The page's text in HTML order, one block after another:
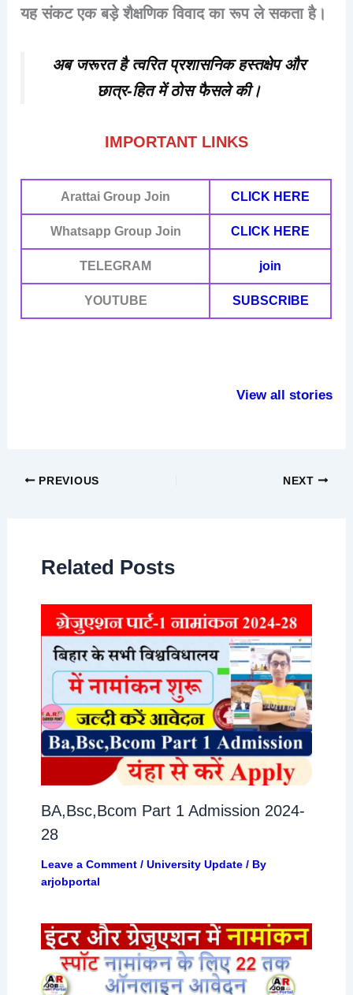
यह संकट एक बड़े शैक्षणिक विवाद का रूप ले सकता है।
अब जरूरत है त्वरित प्रशासनिक हस्तक्षेप और
छात्र-हित में ठोस फैसले की।
IMPORTANT LINKS
Arattai Group Join CLICK HERE
Whatsapp Group Join CLICK HERE
TELEGRAM join
YOUTUBE SUBSCRIBE
View all stories
से पहले करें ये काम
के फायदे
PREVIOUS NEXT
Related Posts
BA,Bsc,Bcom Part 1 Admission 2024-
28
Leave a Comment / University Update/ By
arjobportal